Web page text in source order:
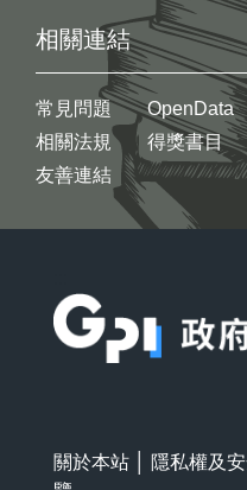
相關連結
常見問題
相關法規
友善連結
OpenData
得獎書目
關於本站 隱私權及